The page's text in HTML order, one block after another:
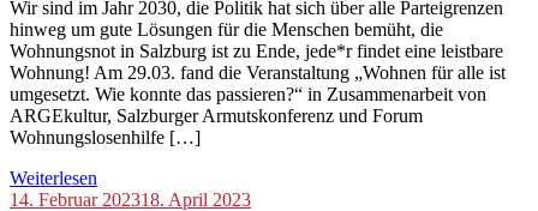
Wir sind im Jahr 2030, die Politik hat sich über alle Parteigrenzen
hinweg um gute Lösungen für die Menschen bemüht, die
Wohnungsnot in Salzburg ist zu Ende, jede*r findet eine leistbare
Wohnung! Am 29.03. fand die Veranstaltung „Wohnen für alle ist
umgesetzt. Wie konnte das passieren?“ in Zusammenarbeit von
ARGEkultur, Salzburger Armutskonferenz und Forum
Wohnungslosenhilfe […]
Weiterlesen
Blog,
14. Februar 202318. April 2023